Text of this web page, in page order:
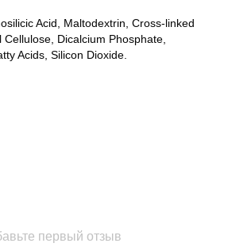
Acid, Maltodextrin, Cross-linked
Dicalcium Phosphate,
Acids, Silicon Dioxide.
первый отзыв